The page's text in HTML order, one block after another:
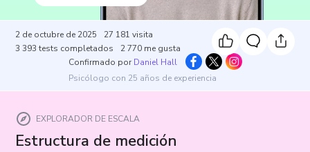
2 de octubre de 2025 27 181 visita
3 393 tests completados 2 770 me gusta
Confirmado por Daniel Hall
Psicólogo con 25 años de experiencia
EXPLORADOR DE ESCALA
Estructura de medición